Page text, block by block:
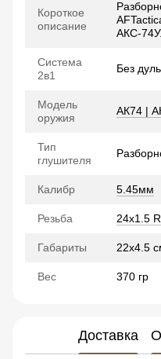
Короткое
описание
АКС-74У.
Система
2в1
Без
Модель
оружия
АК74 |
Тип
глушителя
Калибр 5.45мм
Резьба 24x1.5
Габариты 22х4.5
Вес 370 гр
Доставка